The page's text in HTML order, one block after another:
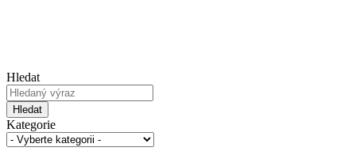
Hledat
Hledat
Kategorie